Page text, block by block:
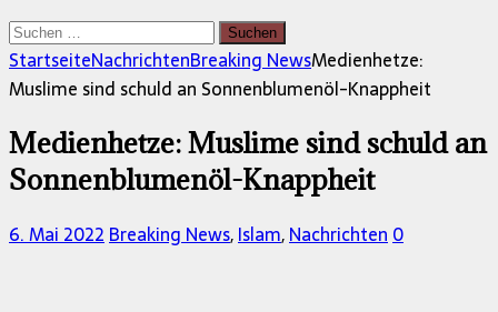
Suchen
nach:
StartseiteNachrichtenBreaking NewsMedienhetze:
Muslime sind schuld an Sonnenblumenöl-Knappheit
Medienhetze: Muslime sind schuld an
Sonnenblumenöl-Knappheit
6. Mai 2022Breaking News,Islam,Nachrichten0